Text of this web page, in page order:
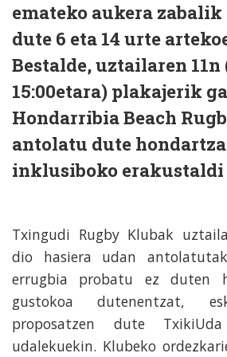
emateko aukera
dute 6 eta 14 urte
Bestalde, uztailaren 11n
15:00etara) plakajerik
Hondarribia Beach
antolatu dute
inklusiboko erakustaldi
Txingudi Rugby Klubak
dio hasiera udan
errugbia probatu ez duten
gustokoa dutenentzat,
proposatzen dute
udalekuekin. Klubeko